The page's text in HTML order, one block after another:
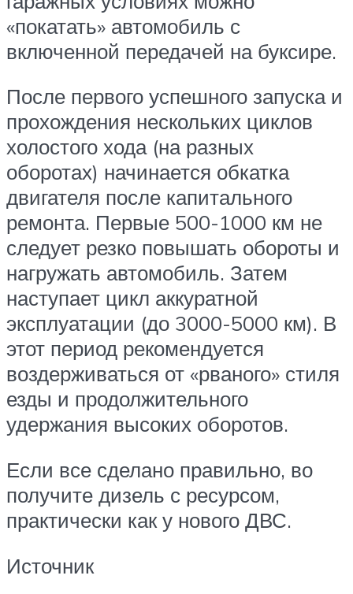
«покатать» автомобиль с
включенной передачей на буксире.
После первого успешного запуска и
прохождения нескольких циклов
холостого хода (на разных
оборотах) начинается обкатка
двигателя после капитального
ремонта. Первые 500-1000 км не
следует резко повышать обороты и
нагружать автомобиль. Затем
наступает цикл аккуратной
эксплуатации (до 3000-5000 км). В
этот период рекомендуется
воздерживаться от «рваного» стиля
езды и продолжительного
удержания высоких оборотов.
Если все сделано правильно, во
получите дизель с ресурсом,
практически как у нового ДВС.
Источник